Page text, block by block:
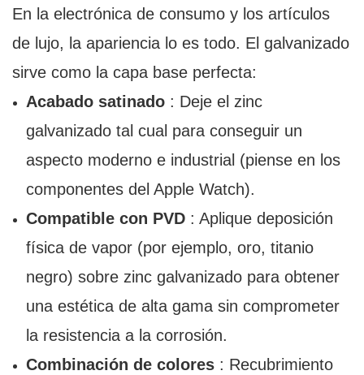
En la electrónica de consumo y los artículos
de lujo, la apariencia lo es todo. El galvanizado
sirve como la capa base perfecta:
Acabado satinado: Deje el zinc
galvanizado tal cual para conseguir un
aspecto moderno e industrial (piense en los
componentes del Apple Watch).
Compatible con PVD: Aplique deposición
física de vapor (por ejemplo, oro, titanio
negro) sobre zinc galvanizado para obtener
una estética de alta gama sin comprometer
la resistencia a la corrosión.
Combinación de colores: Recubrimiento